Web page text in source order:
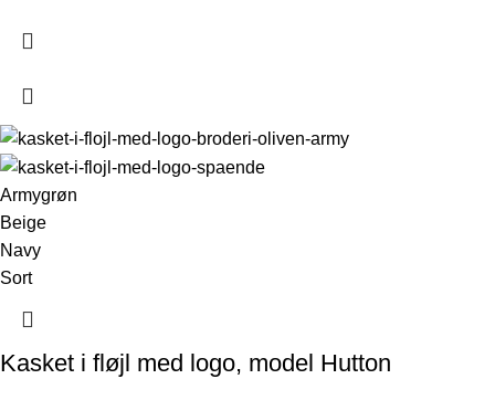
Armygrøn
Beige
Navy
Sort
Kasket i fløjl med logo, model Hutton